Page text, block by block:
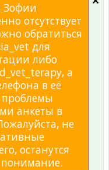
Зофии
отсутствует
обратиться
для
либо
а
в её
анкеты в
не
останутся
понимание.